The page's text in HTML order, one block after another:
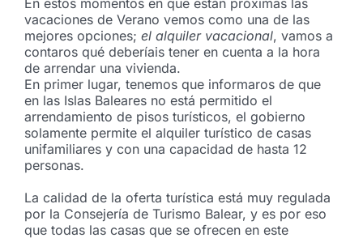
vacaciones de Verano vemos como una de las
mejores opciones; el alquiler vacacional, vamos a
contaros qué deberíais tener en cuenta a la hora
de arrendar una vivienda.
En primer lugar, tenemos que informaros de que
en las Islas Baleares no está permitido el
arrendamiento de pisos turísticos, el gobierno
solamente permite el alquiler turístico de casas
unifamiliares y con una capacidad de hasta 12
personas.
La calidad de la oferta turística está muy regulada
por la Consejería de Turismo Balear, y es por eso
que todas las casas que se ofrecen en este